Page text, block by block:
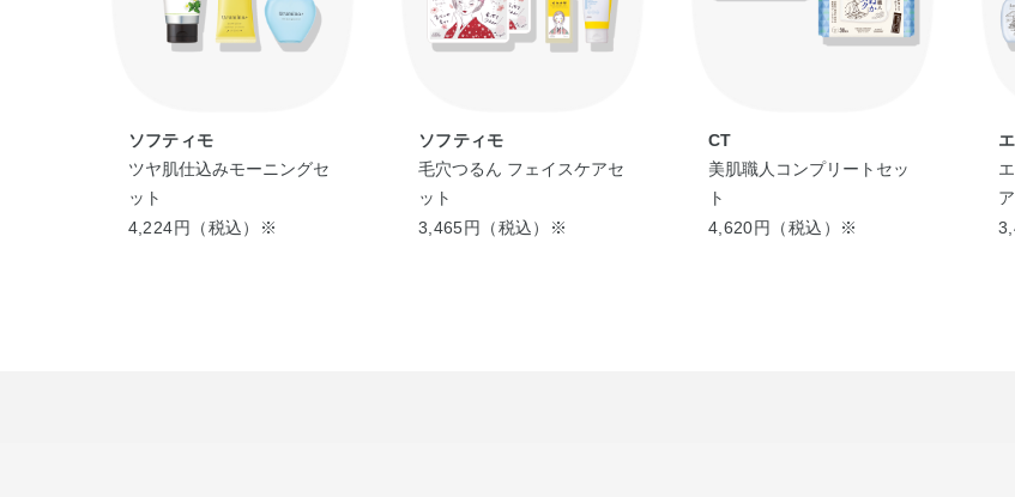
※ビタミンＣを配合しているので、わず
精製水、1，3－ブチレングリコール、ジ
ル、ジグリセリン、D－パントテニルア
ーヤルゼリーエキス、水溶性コラーゲン
※；有効成分 無印；その他の成分
◆クリアターン エッセンスマスク（ビタ
ソフティモ
ツヤ肌仕込みモーニングセ
ット
4,224円（税込）※
ソフティモ
毛穴つるん フェイスケアセ
ット
3,465円（税込）※
CT
美肌職人コンプリートセッ
ト
4,620円（税込）※